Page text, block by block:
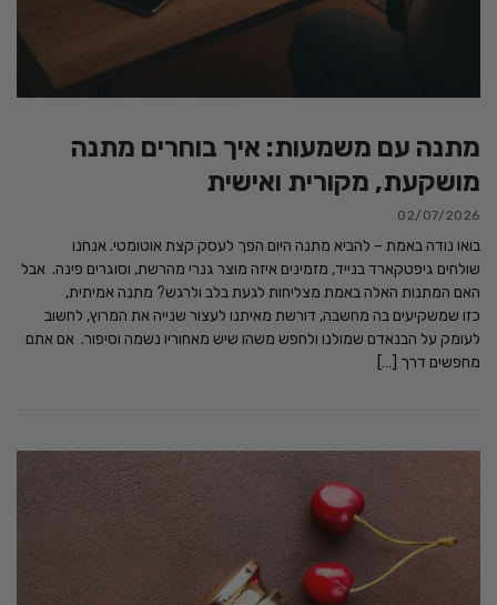
מתנה עם משמעות: איך בוחרים מתנה
מושקעת, מקורית ואישית
02/07/2026
בואו נודה באמת – להביא מתנה היום הפך לעסק קצת אוטומטי. אנחנו
שולחים גיפטקארד בנייד, מזמינים איזה מוצר גנרי מהרשת, וסוגרים פינה. אבל
האם המתנות האלה באמת מצליחות לגעת בלב ולרגש? מתנה אמיתית,
כזו שמשקיעים בה מחשבה, דורשת מאיתנו לעצור שנייה את המרוץ, לחשוב
לעומק על הבנאדם שמולנו ולחפש משהו שיש מאחוריו נשמה וסיפור. אם אתם
מחפשים דרך […]